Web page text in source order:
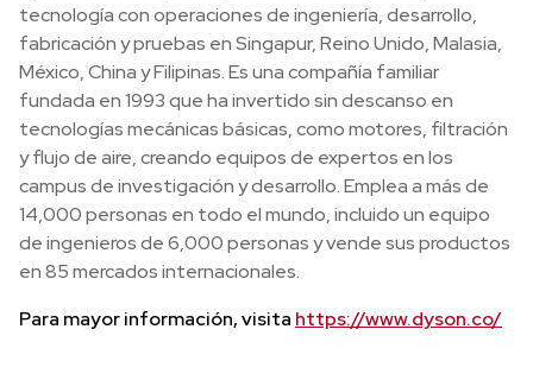
tecnología con operaciones de ingeniería, desarrollo,
fabricación y pruebas en Singapur, Reino Unido, Malasia,
México, China y Filipinas. Es una compañía familiar
fundada en 1993 que ha invertido sin descanso en
tecnologías mecánicas básicas, como motores, filtración
y flujo de aire, creando equipos de expertos en los
campus de investigación y desarrollo. Emplea a más de
14,000 personas en todo el mundo, incluido un equipo
de ingenieros de 6,000 personas y vende sus productos
en 85 mercados internacionales.
Para mayor información, visita https://www.dyson.co/